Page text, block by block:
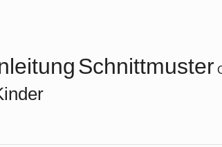
Schnittmuster